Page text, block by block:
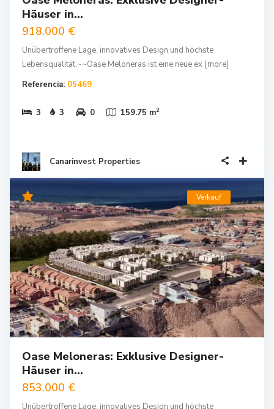
Häuser in...
918.000 €
Unübertroffene Lage, innovatives Design und höchste
Lebensqualität.~~Oase Meloneras ist eine neue ex [more]
Referencia: 05469
3 3 0 159.75 m2
Canarinvest Properties
Verkauf
Oase Meloneras: Exklusive Designer-
Häuser in...
853.000 €
Unübertroffene Lage, innovatives Design und höchste